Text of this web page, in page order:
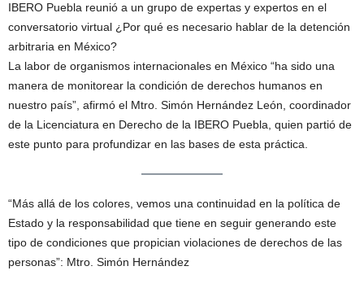
IBERO Puebla reunió a un grupo de expertas y expertos en el
conversatorio virtual ¿Por qué es necesario hablar de la detención
arbitraria en México?
La labor de organismos internacionales en México “ha sido una
manera de monitorear la condición de derechos humanos en
nuestro país”, afirmó el Mtro. Simón Hernández León, coordinador
de la Licenciatura en Derecho de la IBERO Puebla, quien partió de
este punto para profundizar en las bases de esta práctica.
“Más allá de los colores, vemos una continuidad en la política de
Estado y la responsabilidad que tiene en seguir generando este
tipo de condiciones que propician violaciones de derechos de las
personas”: Mtro. Simón Hernández